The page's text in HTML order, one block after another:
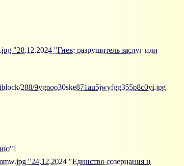
"28.12.2024 "Гнев: разрушитель заслуг или
288/9ygnoo30ske871au5jwyfgg355p8c0yi.jpg
"24.12.2024 "Единство созерцания и